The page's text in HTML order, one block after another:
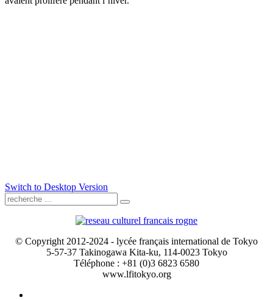
Switch to Desktop Version
© Copyright 2012-2024 - lycée français international de Tokyo
5-57-37 Takinogawa Kita-ku, 114-0023 Tokyo
Téléphone : +81 (0)3 6823 6580
www.lfitokyo.org